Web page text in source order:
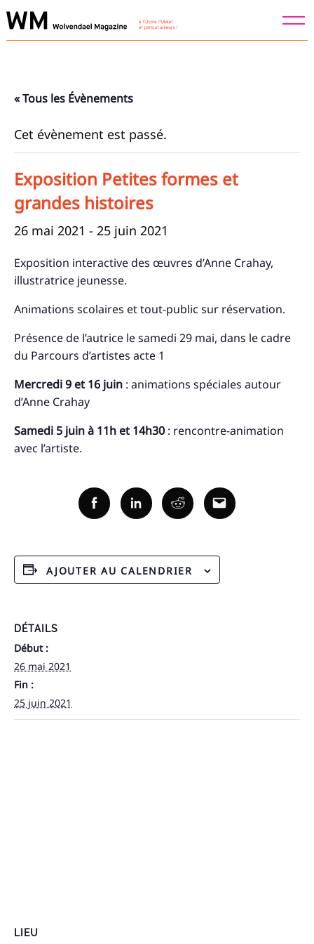
Skip
to
« Tous les Évènements
Cet évènement est passé.
Exposition Petites formes et
grandes histoires
26 mai 2021 - 25 juin 2021
Exposition interactive des œuvres d’Anne Crahay,
illustratrice jeunesse.
Animations scolaires et tout-public sur réservation.
Présence de l’autrice le samedi 29 mai, dans le cadre
du Parcours d’artistes acte 1
Mercredi 9 et 16 juin : animations spéciales autour
d’Anne Crahay
Samedi 5 juin à 11h et 14h30 : rencontre-animation
avec l’artiste.
FacebookLinkedinRedditEmail
AJOUTER AU CALENDRIER
DÉTAILS
Début :
26 mai 2021
Fin :
25 juin 2021
LIEU